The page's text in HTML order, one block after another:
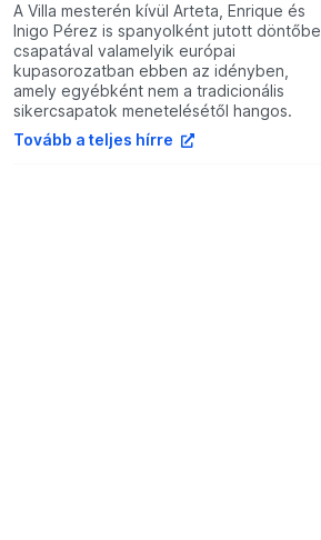
A Villa mesterén kívül Arteta, Enrique és
Inigo Pérez is spanyolként jutott döntőbe
csapatával valamelyik európai
kupasorozatban ebben az idényben,
amely egyébként nem a tradicionális
sikercsapatok menetelésétől hangos.
Tovább a teljes hírre